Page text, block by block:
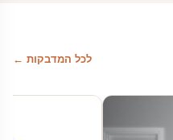
לכל המדבקות ←